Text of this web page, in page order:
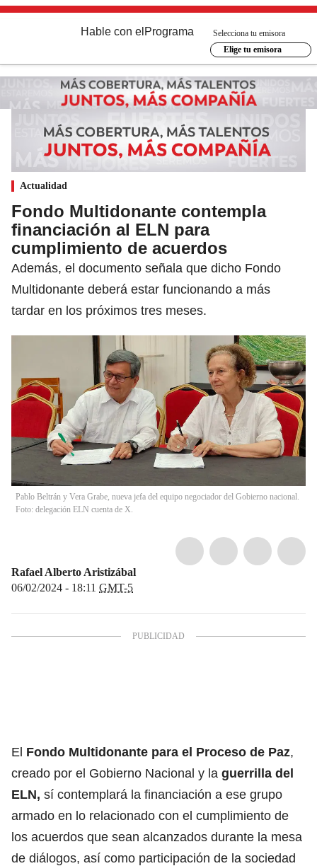
Hable con el Programa
Selecciona tu emisora
Elige tu emisora
Actualidad
Fondo Multidonante contempla
financiación al ELN para
cumplimiento de acuerdos
Además, el documento señala que dicho Fondo
Multidonante deberá estar funcionando a más
tardar en los próximos tres meses.
Pablo Beltrán y Vera Grabe, nueva jefa del equipo negociador del Gobierno nacional.
Foto: delegación ELN cuenta de X.
Rafael Alberto Aristizábal
06/02/2024 - 18:11 GMT-5
El Fondo Multidonante para el Proceso de Paz,
creado por el Gobierno Nacional y la guerrilla del
ELN, sí contemplará la financiación a ese grupo
armado en lo relacionado con el cumplimiento de
los acuerdos que sean alcanzados durante la mesa
de diálogos, así como participación de la sociedad